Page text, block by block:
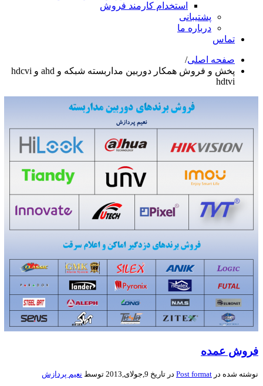
استخدام کارمند فروش
پشتیبانی
درباره ما
تماس
صفحه اصلی/
پخش و فروش همکار دوربین مداربسته شبکه و ahd و hdcvi
hdtvi
فروش عمده
نوشته شده در Post format در تاریخ 9,جولای,2013 توسط
نعیم پردازش